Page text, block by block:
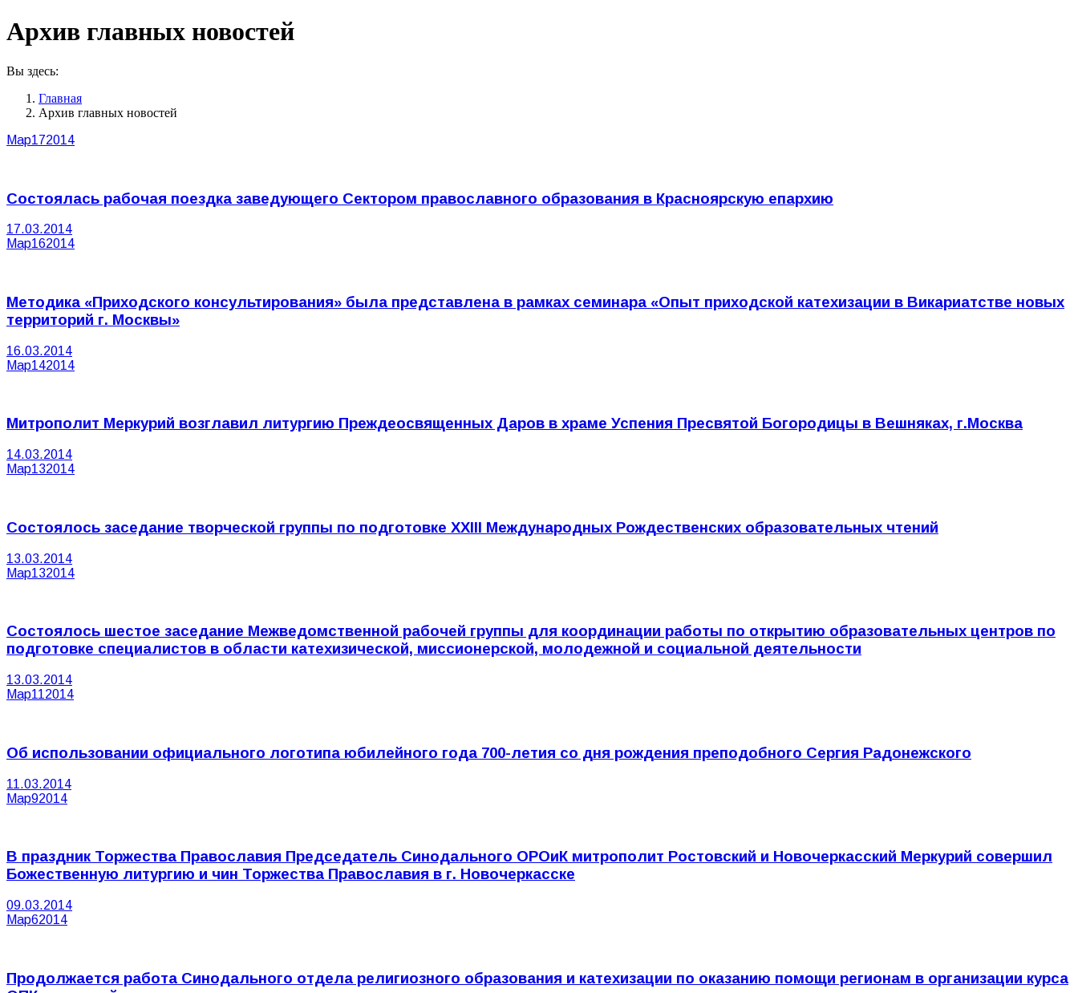
Архив главных новостей
Вы здесь:
Главная
Архив главных новостей
Мар172014
Состоялась рабочая поездка заведующего Сектором православного образования в Красноярскую епархию
17.03.2014
Мар162014
Методика «Приходского консультирования» была представлена в рамках семинара «Опыт приходской катехизации в Викариатстве новых
территорий г. Москвы»
16.03.2014
Мар142014
Митрополит Меркурий возглавил литургию Преждеосвященных Даров в храме Успения Пресвятой Богородицы в Вешняках, г.Москва
14.03.2014
Мар132014
Состоялось заседание творческой группы по подготовке XXIII Международных Рождественских образовательных чтений
13.03.2014
Мар132014
Состоялось шестое заседание Межведомственной рабочей группы для координации работы по открытию образовательных центров по
подготовке специалистов в области катехизической, миссионерской, молодежной и социальной деятельности
13.03.2014
Мар112014
Об использовании официального логотипа юбилейного года 700-летия со дня рождения преподобного Сергия Радонежского
11.03.2014
Мар92014
В праздник Торжества Православия Председатель Синодального ОРОиК митрополит Ростовский и Новочеркасский Меркурий совершил
Божественную литургию и чин Торжества Православия в г. Новочеркасске
09.03.2014
Мар62014
Продолжается работа Синодального отдела религиозного образования и катехизации по оказанию помощи регионам в организации курса